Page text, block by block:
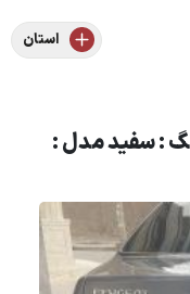
استان
: سفید مدل :